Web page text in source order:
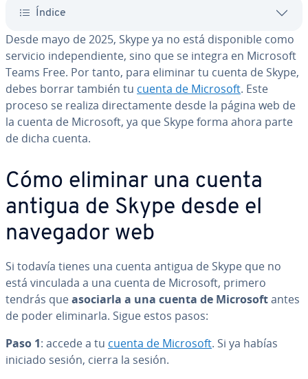
Índice
Desde mayo de 2025, Skype ya no está di­s­po­ni­ble como
servicio in­de­pe­n­die­n­te, sino que se integra en Microsoft
Teams Free. Por tanto, para eliminar tu cuenta de Skype,
debes borrar también tu cuenta de Microsoft. Este
proceso se realiza di­re­c­ta­me­n­te desde la página web de
la cuenta de Microsoft, ya que Skype forma ahora parte
de dicha cuenta.
Cómo eliminar una cuenta
antigua de Skype desde el
navegador web
Si todavía tienes una cuenta antigua de Skype que no
está vinculada a una cuenta de Microsoft, primero
tendrás queasociarla a una cuenta de Microsoftantes
de poder eli­mi­nar­la. Sigue estos pasos:
Paso 1: accede a tu cuenta de Microsoft. Si ya habías
iniciado sesión, cierra la sesión.